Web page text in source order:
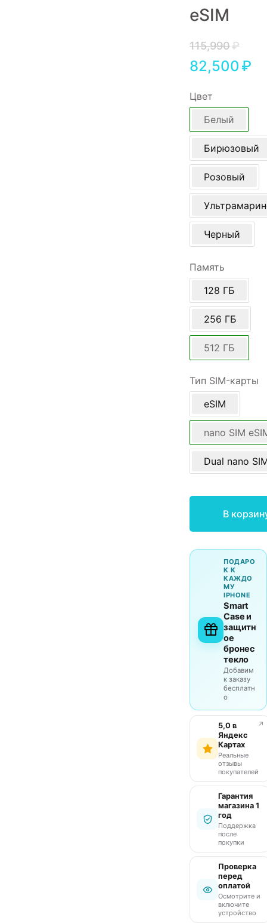
eSIM
115,990₽
82,500₽
Цвет
Белый
Бирюзовый
Розовый
Черный
Память
128 ГБ
256 ГБ
512 ГБ
Тип SIM-карты
eSIM
nano SIM
Dual nano
В
ПОДАРО
К К
КАЖДО
МУ
IPHONE
Smart
Case и
защитн
ое
бронес
текло
Добавим
к заказу
бесплатн
о
5,0 в
Яндекс
Картах
Реальные
отзывы
покупателей
↗
Гарантия
магазина 1
год
Поддержка
после
покупки
Проверка
перед
оплатой
Осмотрите и
включите
устройство